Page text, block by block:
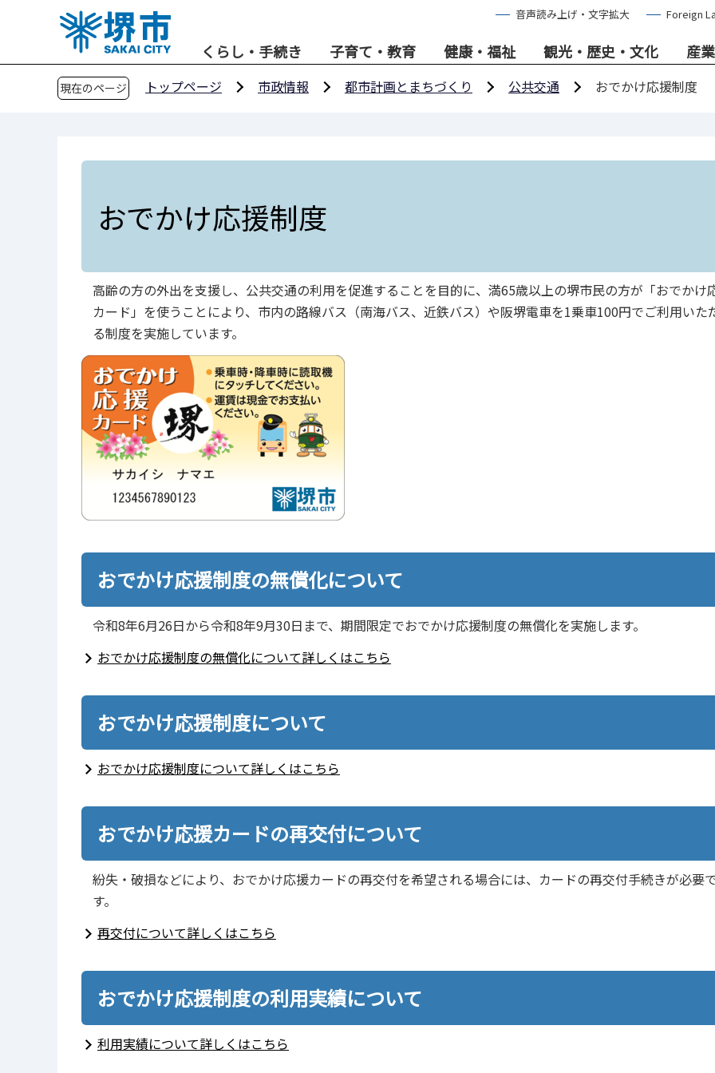
音声読み上げ・文字拡大 Foreign
くらし・手続き 子育て・教育 健康・福祉 観光・歴史・文化 産
現在のページ トップページ 市政情報 都市計画とまちづくり 公共交通 おでかけ応援制度
おでかけ応援制度
高齢の方の外出を支援し、公共交通の利用を促進することを目的に、満65歳以上の堺市民の方が「おでかけ
カード」を使うことにより、市内の路線バス（南海バス、近鉄バス）や阪堺電車を1乗車100円でご利用いた
る制度を実施しています。
おでかけ応援制度の無償化について
令和8年6月26日から令和8年9月30日まで、期間限定でおでかけ応援制度の無償化を実施します。
おでかけ応援制度の無償化について詳しくはこちら
おでかけ応援制度について
おでかけ応援制度について詳しくはこちら
おでかけ応援カードの再交付について
紛失・破損などにより、おでかけ応援カードの再交付を希望される場合には、カードの再交付手続きが必要
す。
再交付について詳しくはこちら
おでかけ応援制度の利用実績について
利用実績について詳しくはこちら